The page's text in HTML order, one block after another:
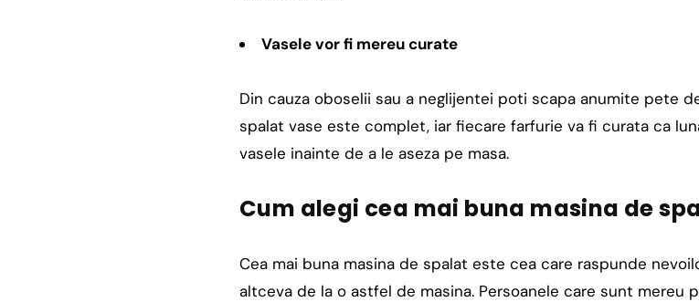
Vasele vor fi mereu curate
Din cauza oboselii sau a neglijentei poti scapa anumite pete
spalat vase este complet, iar fiecare farfurie va fi curata ca
vasele inainte de a le aseza pe masa.
Cum alegi cea mai buna masina de
Cea mai buna masina de spalat este cea care raspunde
altceva de la o astfel de masina. Persoanele care sunt mereu